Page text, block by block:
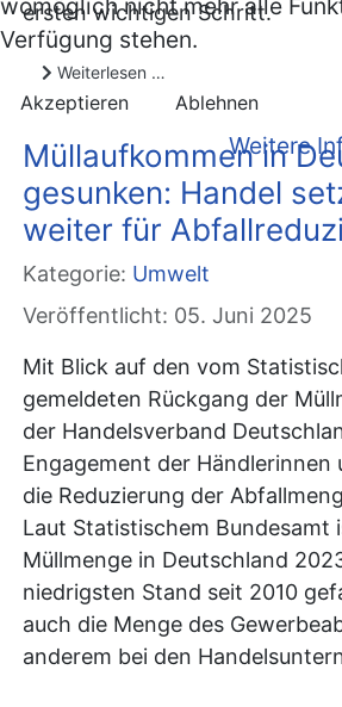
ersten wichtigen Schritt.
Weiterlesen …
Müllaufkommen in
gesunken: Handel
weiter für
Kategorie: Umwelt
Veröffentlicht: 05. Juni 2025
Mit Blick auf den vom
gemeldeten Rückgang der
der Handelsverband
Engagement der Händlerinnen
die Reduzierung der
Laut Statistischem Bundesamt
Müllmenge in Deutschland
niedrigsten Stand seit 2010
auch die Menge des
anderem bei den
womöglich nicht mehr alle
Verfügung stehen.
Akzeptieren Ablehnen
Weitere